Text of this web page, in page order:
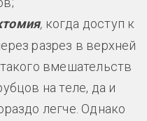
, когда доступ к
разрез в верхней
вмешательств
на теле, да и
легче. Однако